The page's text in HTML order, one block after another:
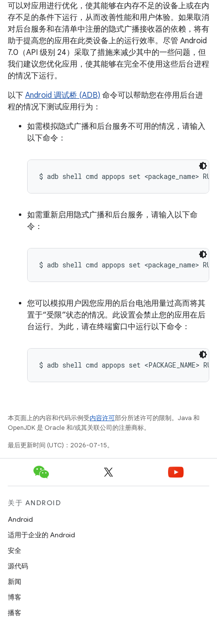
可以对应用进行优化，使其能够在内存不足的设备上或在内
存不足的条件下运行，从而改善性能和用户体验。如果取消
对后台服务和在清单中注册的隐式广播接收器的依赖，将有
助于提高您的应用在此类设备上的运行效率。尽管 Android
7.0（API 级别 24）采取了措施来减少其中的一些问题，但
我们建议您优化应用，使其能够在完全不使用这些后台进程
的情况下运行。
以下 Android 调试桥 (ADB) 命令可以帮助您在停用后台进
程的情况下测试应用行为：
如需模拟隐式广播和后台服务不可用的情况，请输入
以下命令：
$ adb shell cmd appops set <package_name>
如需重新启用隐式广播和后台服务，请输入以下命
令：
$ adb shell cmd appops set <package_name>
您可以模拟用户因您应用的后台电池用量过高而将其
置于“受限”状态的情况。此设置会禁止您的应用在后
台运行。为此，请在终端窗口中运行以下命令：
$ adb shell cmd appops set <PACKAGE_NAME>
本页面上的内容和代码示例受内容许可部分所述许可的限制。Java 和
OpenJDK 是 Oracle 和/或其关联公司的注册商标。
最后更新时间 (UTC)：2026-07-15。
关于 ANDROID
Android
适用于企业的 Android
安全
源代码
新闻
博客
播客